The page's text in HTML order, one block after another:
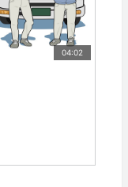
04:02